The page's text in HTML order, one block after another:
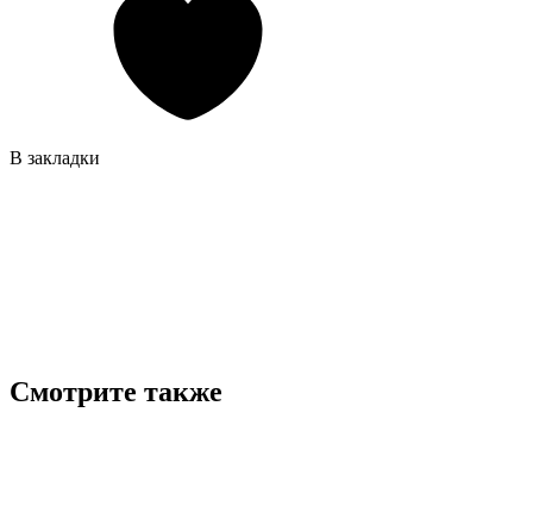
В закладки
Смотрите также